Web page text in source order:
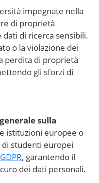
impegnate nella
di proprietà
di ricerca sensibili.
o la violazione dei
perdita di proprietà
gli sforzi di
sulla
istituzioni europee o
di studenti europei
GDPR, garantendo il
dei dati personali.